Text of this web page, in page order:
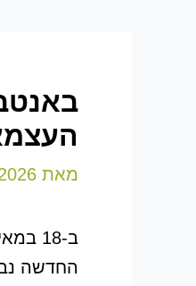
מאת
ב-18 במאי 2026, הרב הראשי של אוקראינה
החדשה